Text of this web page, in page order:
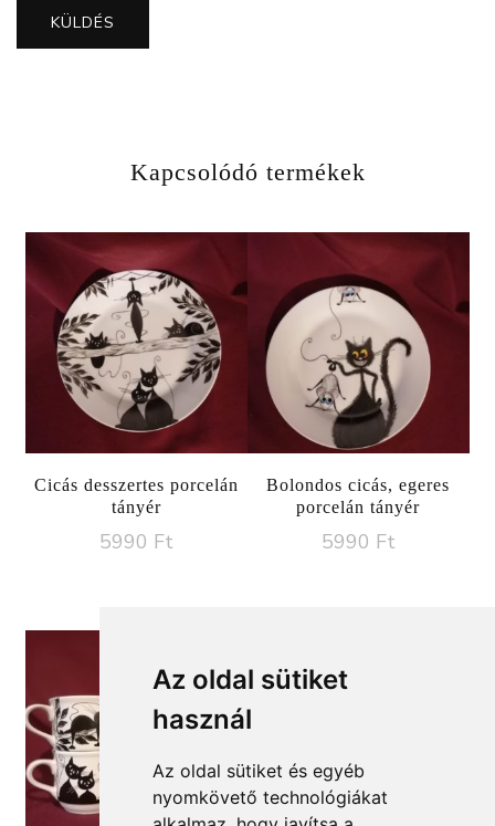
Az oldal sütiket
használ
Az oldal sütiket és egyéb
nyomkövető technológiákat
Kapcsolódó termékek
Cicás desszertes porcelán
tányér
5990 Ft
Bolondos cicás, egeres
porcelán tányér
5990 Ft